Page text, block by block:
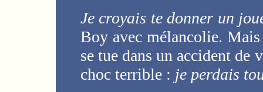
Je croyais te donner un
Boy avec mélancolie.
se tue dans un accident
choc terrible : je perdais